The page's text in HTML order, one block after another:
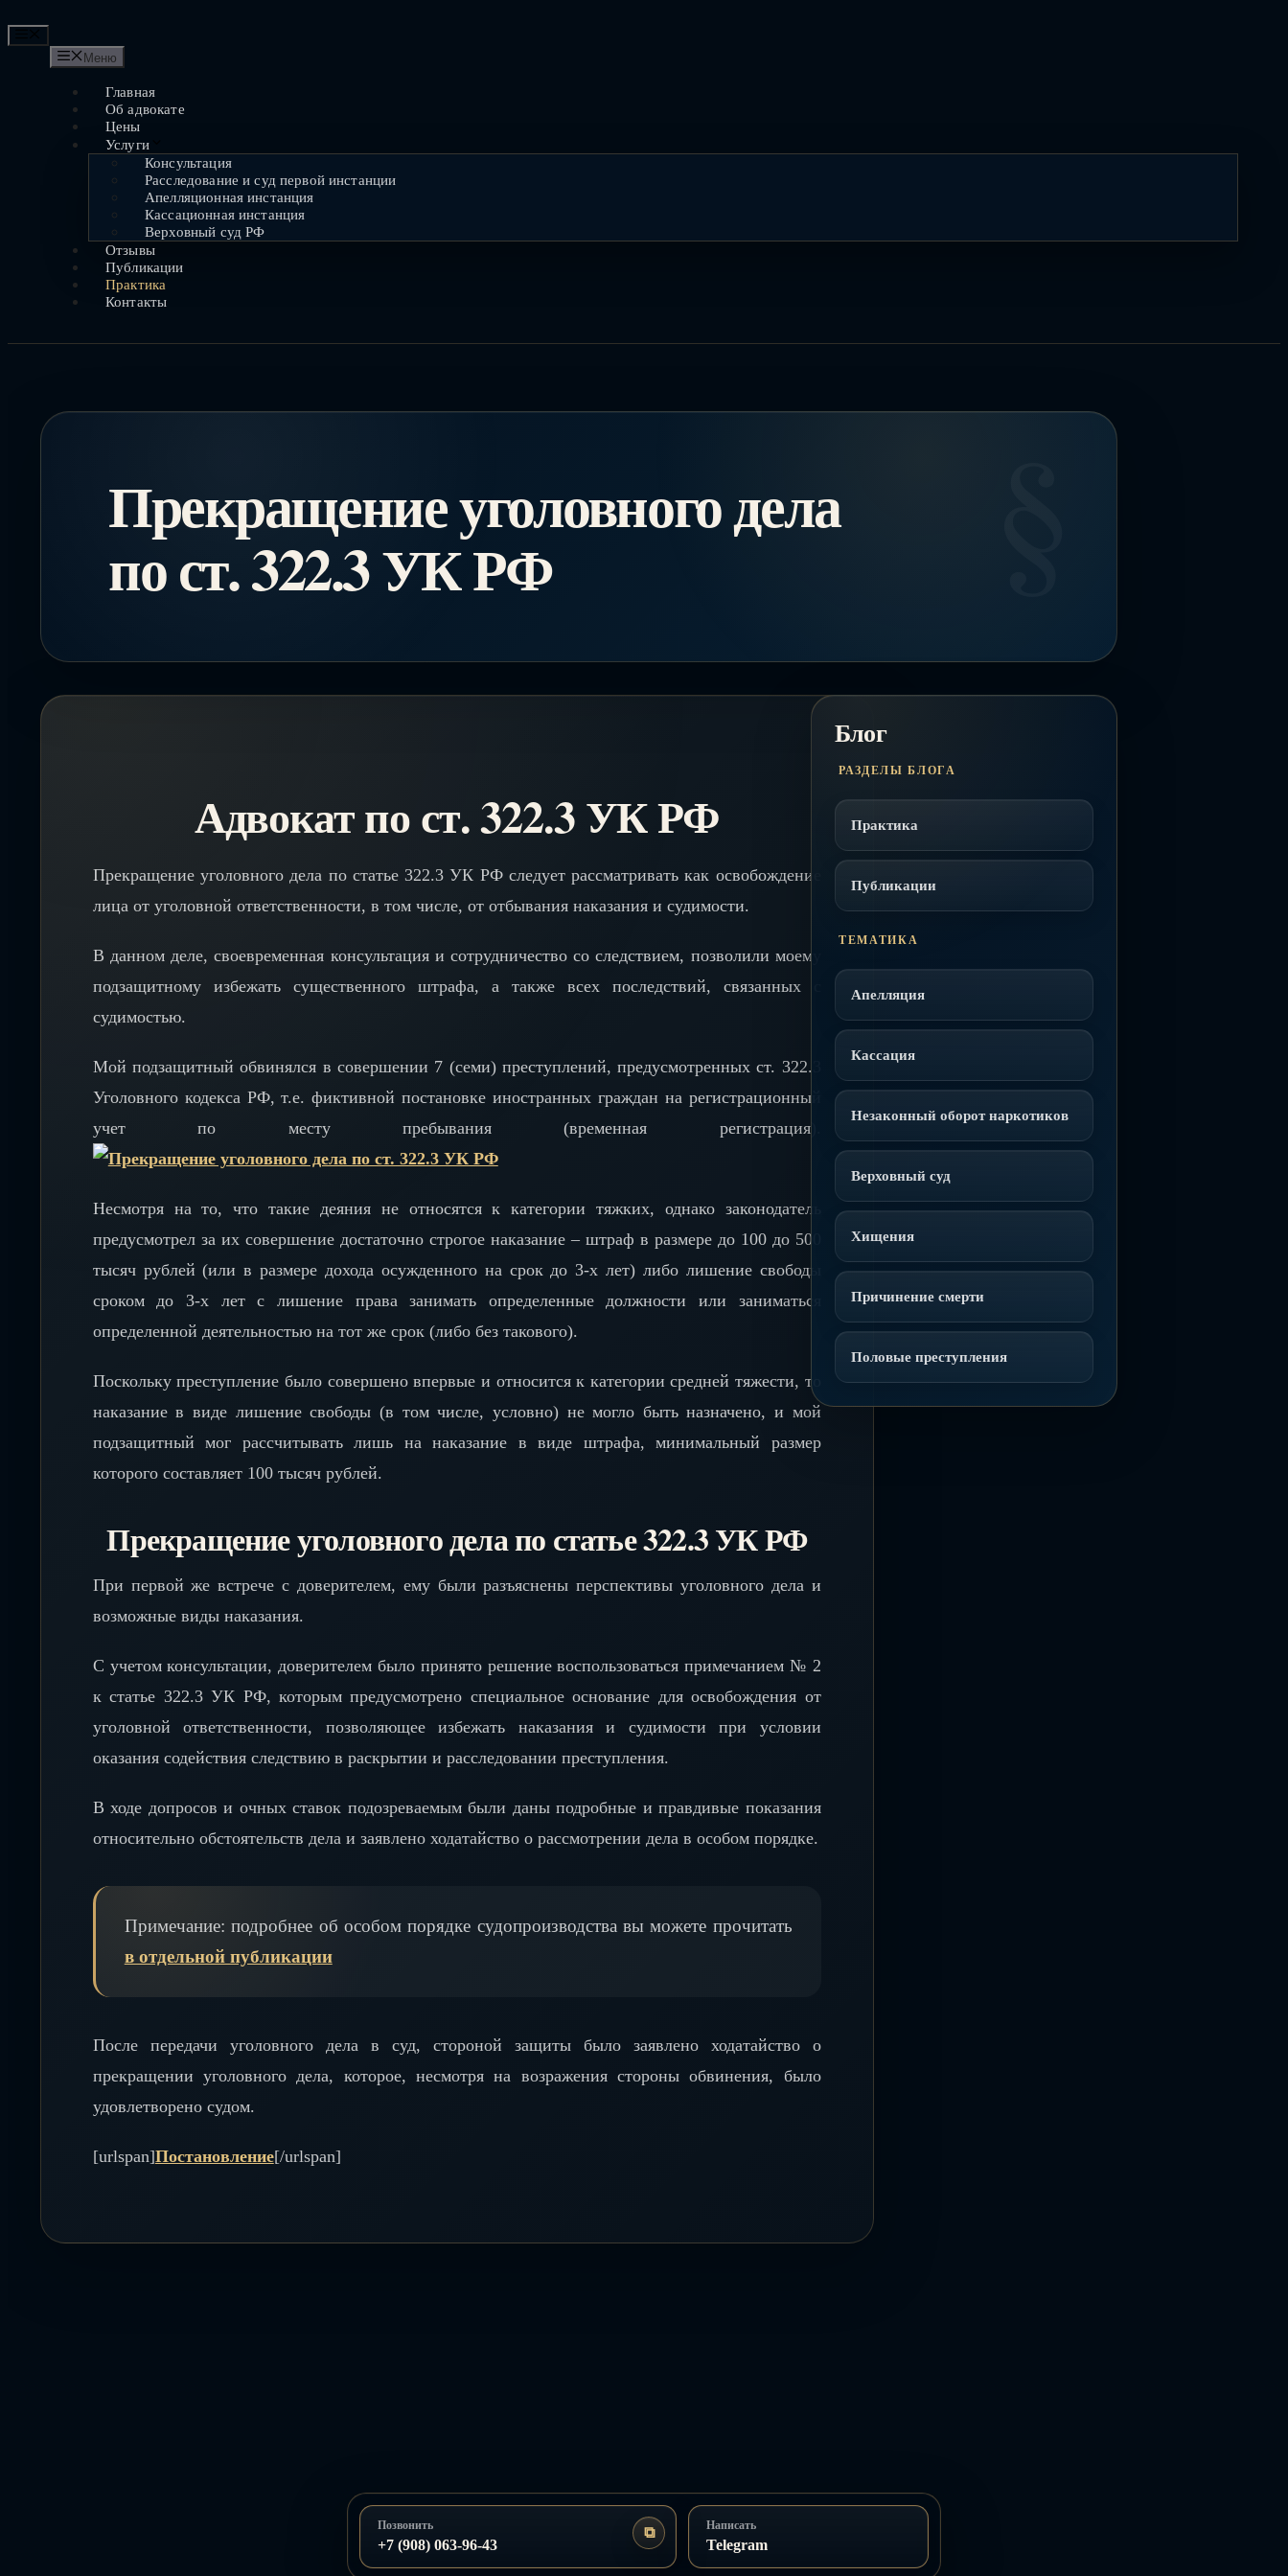
к
содержимому
Меню
Главная
Об адвокате
Цены
Услуги
Консультация
Расследование и суд первой инстанции
Апелляционная инстанция
Кассационная инстанция
Верховный суд РФ
Отзывы
Публикации
Практика
Контакты
Прекращение уголовного дела
по ст. 322.3 УК РФ
Адвокат по ст. 322.3 УК РФ
Прекращение уголовного дела по статье 322.3 УК РФ следует рассматривать как освобождение
лица от уголовной ответственности, в том числе, от отбывания наказания и судимости.
В данном деле, своевременная консультация и сотрудничество со следствием, позволили моему
подзащитному избежать существенного штрафа, а также всех последствий, связанных с
судимостью.
Мой подзащитный обвинялся в совершении 7 (семи) преступлений, предусмотренных ст. 322.3
Уголовного кодекса РФ, т.е. фиктивной постановке иностранных граждан на регистрационный
учет по месту пребывания (временная регистрация).
Несмотря на то, что такие деяния не относятся к категории тяжких, однако законодатель
предусмотрел за их совершение достаточно строгое наказание – штраф в размере до 100 до 500
тысяч рублей (или в размере дохода осужденного на срок до 3-х лет) либо лишение свободы
сроком до 3-х лет с лишение права занимать определенные должности или заниматься
определенной деятельностью на тот же срок (либо без такового).
Поскольку преступление было совершено впервые и относится к категории средней тяжести, то
наказание в виде лишение свободы (в том числе, условно) не могло быть назначено, и мой
подзащитный мог рассчитывать лишь на наказание в виде штрафа, минимальный размер
которого составляет 100 тысяч рублей.
Прекращение уголовного дела по статье 322.3 УК РФ
При первой же встрече с доверителем, ему были разъяснены перспективы уголовного дела и
возможные виды наказания.
С учетом консультации, доверителем было принято решение воспользоваться примечанием № 2
к статье 322.3 УК РФ, которым предусмотрено специальное основание для освобождения от
уголовной ответственности, позволяющее избежать наказания и судимости при условии
оказания содействия следствию в раскрытии и расследовании преступления.
В ходе допросов и очных ставок подозреваемым были даны подробные и правдивые показания
относительно обстоятельств дела и заявлено ходатайство о рассмотрении дела в особом порядке.
Примечание: подробнее об особом порядке судопроизводства вы можете прочитать
в отдельной публикации
После передачи уголовного дела в суд, стороной защиты было заявлено ходатайство о
прекращении уголовного дела, которое, несмотря на возражения стороны обвинения, было
удовлетворено судом.
[urlspan]Постановление[/urlspan]
Блог
РАЗДЕЛЫ БЛОГА
Практика
Публикации
ТЕМАТИКА
Апелляция
Кассация
Незаконный оборот наркотиков
Верховный суд
Хищения
Причинение смерти
Половые преступления
Позвонить
+7 (908) 063‑96‑43
⧉Копировать
Написать
Telegram